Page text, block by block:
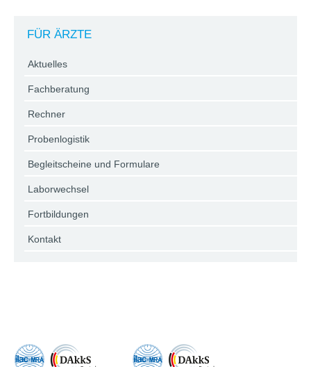
FÜR ÄRZTE
Aktuelles
Fachberatung
Rechner
Probenlogistik
Begleitscheine und Formulare
Laborwechsel
Fortbildungen
Kontakt